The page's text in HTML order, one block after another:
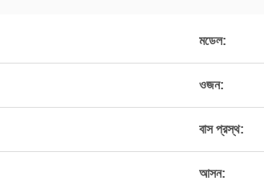
মডেল:
ওজন:
বাস প্রস্থ:
আসন: